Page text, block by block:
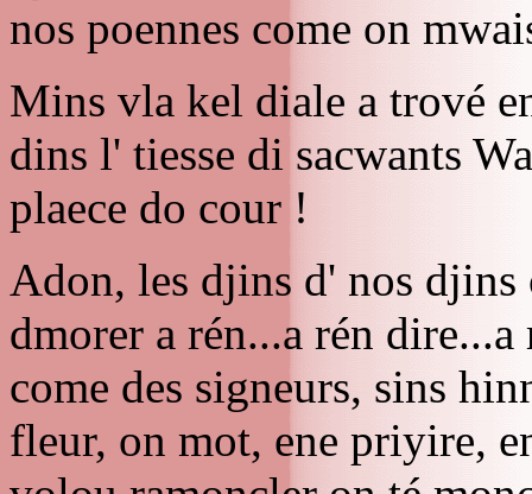
nos poennes come on
Mins vla kel diale a trové
dins l' tiesse di sacwants
plaece do cour !
Adon, les djins d' nos
dmorer a rén...a rén
come des signeurs, sins
fleur, on mot, ene priyire,